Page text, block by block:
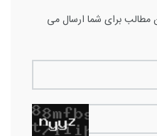
مطالب برای شما ارسال می